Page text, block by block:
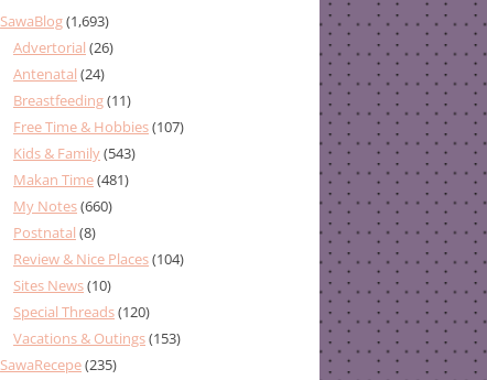
SawaBlog(1,693)
Advertorial (26)
Antenatal (24)
Breastfeeding(11)
Free Time & Hobbies(107)
Kids & Family(543)
Makan Time(481)
My Notes(660)
Postnatal (8)
Review & Nice Places(104)
Sites News(10)
Special Threads(120)
Vacations & Outings(153)
SawaRecepe(235)